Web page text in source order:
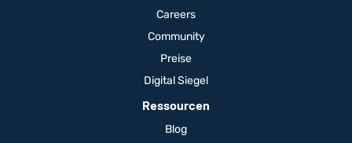
Careers
Community
Preise
Digital Siegel
Ressourcen
Blog